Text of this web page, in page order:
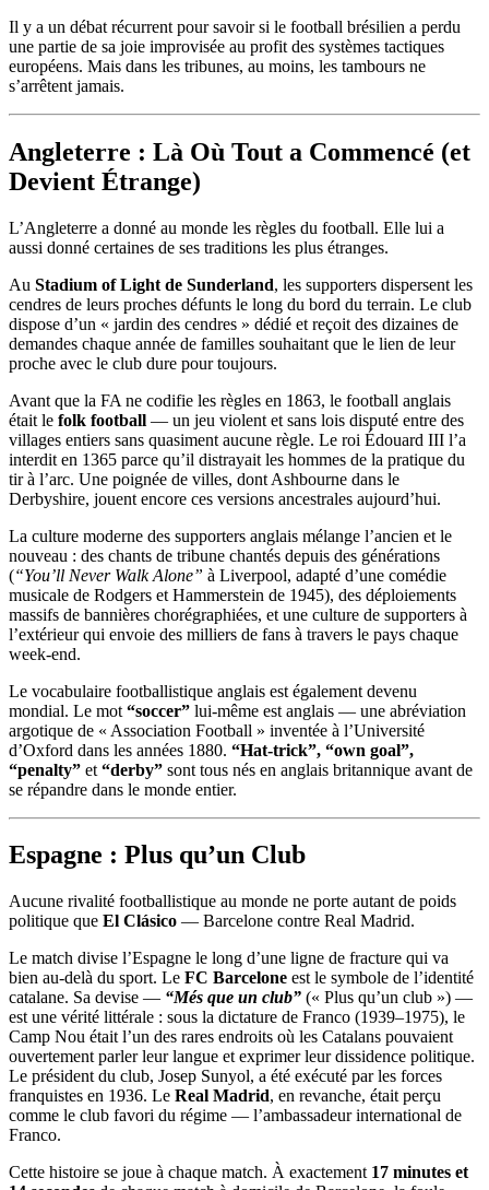
Il y a un débat récurrent pour savoir si le football brésilien a perdu
une partie de sa joie improvisée au profit des systèmes tactiques
européens. Mais dans les tribunes, au moins, les tambours ne
s’arrêtent jamais.
Angleterre : Là Où Tout a Commencé (et
Devient Étrange)
L’Angleterre a donné au monde les règles du football. Elle lui a
aussi donné certaines de ses traditions les plus étranges.
Au Stadium of Light de Sunderland, les supporters dispersent les
cendres de leurs proches défunts le long du bord du terrain. Le club
dispose d’un « jardin des cendres » dédié et reçoit des dizaines de
demandes chaque année de familles souhaitant que le lien de leur
proche avec le club dure pour toujours.
Avant que la FA ne codifie les règles en 1863, le football anglais
était le folk football — un jeu violent et sans lois disputé entre des
villages entiers sans quasiment aucune règle. Le roi Édouard III l’a
interdit en 1365 parce qu’il distrayait les hommes de la pratique du
tir à l’arc. Une poignée de villes, dont Ashbourne dans le
Derbyshire, jouent encore ces versions ancestrales aujourd’hui.
La culture moderne des supporters anglais mélange l’ancien et le
nouveau : des chants de tribune chantés depuis des générations
(“You’ll Never Walk Alone” à Liverpool, adapté d’une comédie
musicale de Rodgers et Hammerstein de 1945), des déploiements
massifs de bannières chorégraphiées, et une culture de supporters à
l’extérieur qui envoie des milliers de fans à travers le pays chaque
week-end.
Le vocabulaire footballistique anglais est également devenu
mondial. Le mot “soccer” lui-même est anglais — une abréviation
argotique de « Association Football » inventée à l’Université
d’Oxford dans les années 1880. “Hat-trick”, “own goal”,
“penalty” et “derby” sont tous nés en anglais britannique avant de
se répandre dans le monde entier.
Espagne : Plus qu’un Club
Aucune rivalité footballistique au monde ne porte autant de poids
politique que El Clásico — Barcelone contre Real Madrid.
Le match divise l’Espagne le long d’une ligne de fracture qui va
bien au-delà du sport. Le FC Barcelone est le symbole de l’identité
catalane. Sa devise — “Més que un club” (« Plus qu’un club ») —
est une vérité littérale : sous la dictature de Franco (1939–1975), le
Camp Nou était l’un des rares endroits où les Catalans pouvaient
ouvertement parler leur langue et exprimer leur dissidence politique.
Le président du club, Josep Sunyol, a été exécuté par les forces
franquistes en 1936. Le Real Madrid, en revanche, était perçu
comme le club favori du régime — l’ambassadeur international de
Franco.
Cette histoire se joue à chaque match. À exactement 17 minutes et